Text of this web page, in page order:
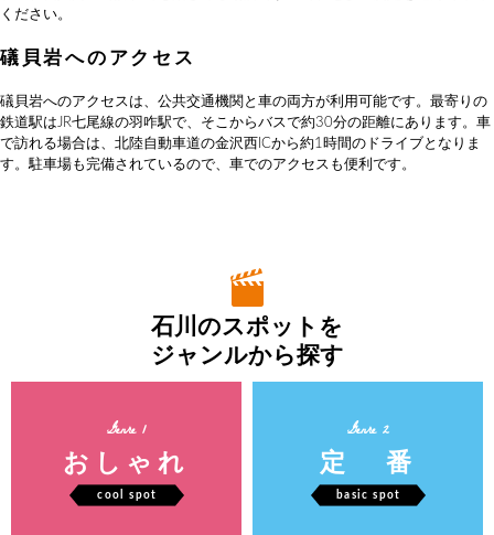
ください。
礒貝岩へのアクセス
礒貝岩へのアクセスは、公共交通機関と車の両方が利用可能です。最寄りの
鉄道駅はJR七尾線の羽咋駅で、そこからバスで約30分の距離にあります。車
で訪れる場合は、北陸自動車道の金沢西ICから約1時間のドライブとなりま
す。駐車場も完備されているので、車でのアクセスも便利です。
石川のスポットを
ジャンルから探す
Genre 1
おしゃれ
cool spot
Genre 2
定 番
basic spot